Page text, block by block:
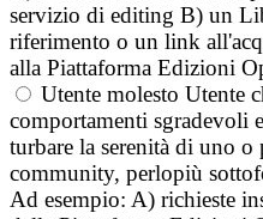
servizio di editing B) un
riferimento o un link
alla Piattaforma Edizioni
Utente molesto Utente
comportamenti sgradevoli
turbare la serenità di uno
community, perlopiù
Ad esempio: A) richieste